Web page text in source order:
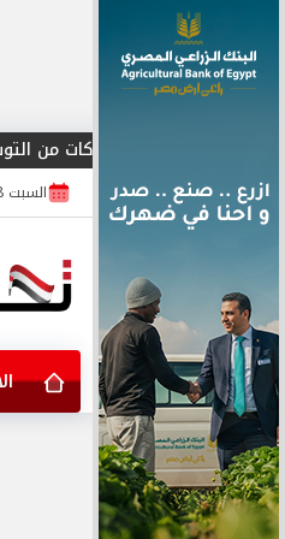
الشركات من التوسع
السبت 08 أغسطس 2026 الموافق 25 صفر 1448